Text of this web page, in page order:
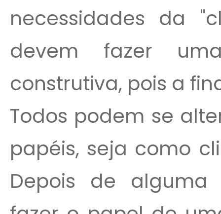
necessidades da
devem fazer
construtiva, pois a
Todos podem se
papéis, seja como
Depois de